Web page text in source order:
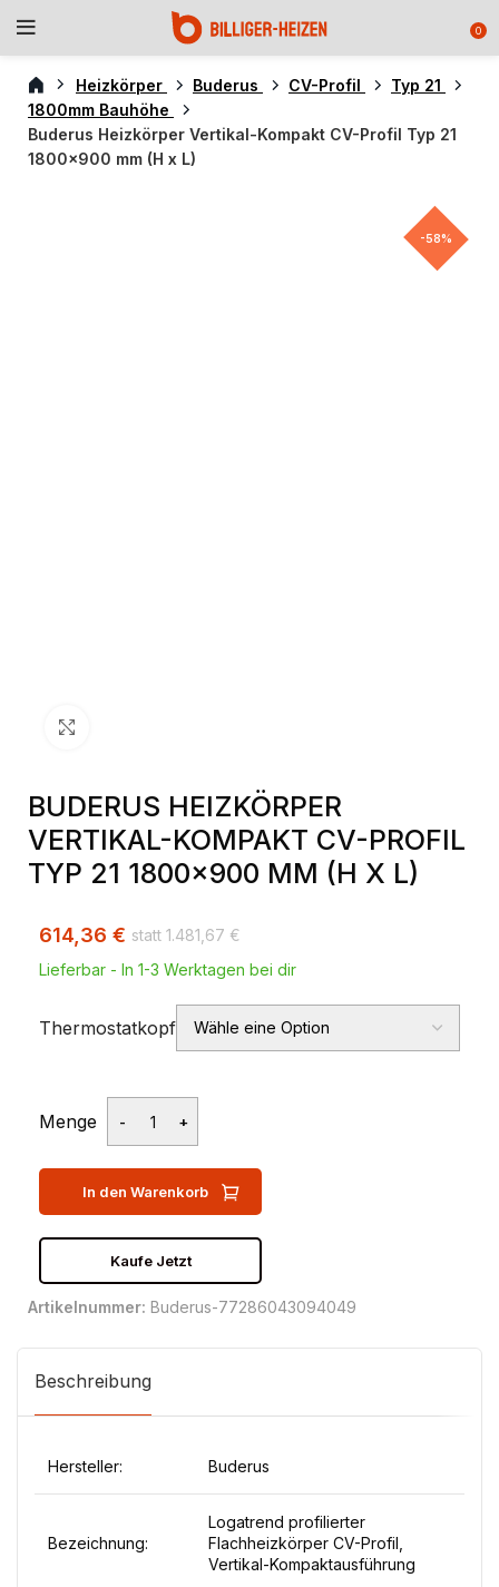
0
Heizkörper Buderus CV-Profil
Typ 21
1800mm Bauhöhe
Buderus Heizkörper Vertikal-Kompakt CV-Profil Typ 21
1800×900 mm (H x L)
-58%
BUDERUS HEIZKÖRPER
VERTIKAL-KOMPAKT CV-PROFIL
TYP 21 1800×900 MM (H X L)
1.481,67 €
614,36 €
Lieferbar - In 1-3 Werktagen bei dir
Thermostatkopf
Menge
In den Warenkorb
Kaufe Jetzt
Artikelnummer: Buderus-77286043094049
Beschreibung
Hersteller: Buderus
Bezeichnung:
Logatrend profilierter
Flachheizkörper CV-Profil,
Vertikal-Kompaktausführung